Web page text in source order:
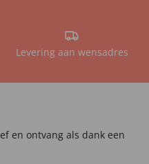
Levering aan wensadres
en ontvang als dank een